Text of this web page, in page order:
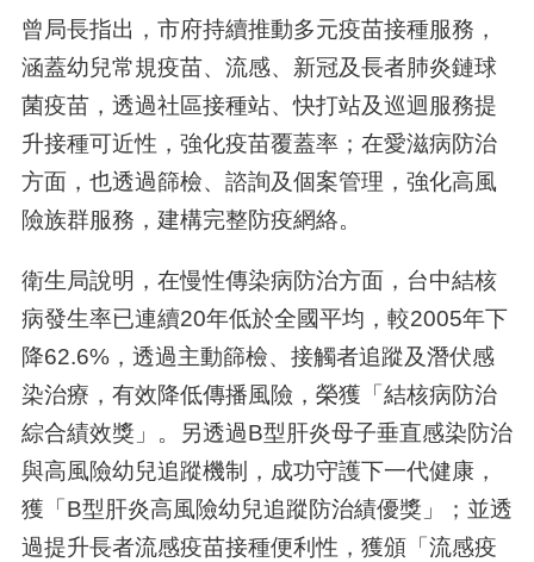
曾局長指出，市府持續推動多元疫苗接種服務，
涵蓋幼兒常規疫苗、流感、新冠及長者肺炎鏈球
菌疫苗，透過社區接種站、快打站及巡迴服務提
升接種可近性，強化疫苗覆蓋率；在愛滋病防治
方面，也透過篩檢、諮詢及個案管理，強化高風
險族群服務，建構完整防疫網絡。
衛生局說明，在慢性傳染病防治方面，台中結核
病發生率已連續20年低於全國平均，較2005年下
降62.6%，透過主動篩檢、接觸者追蹤及潛伏感
染治療，有效降低傳播風險，榮獲「結核病防治
綜合績效獎」。另透過B型肝炎母子垂直感染防治
與高風險幼兒追蹤機制，成功守護下一代健康，
獲「B型肝炎高風險幼兒追蹤防治績優獎」；並透
過提升長者流感疫苗接種便利性，獲頒「流感疫